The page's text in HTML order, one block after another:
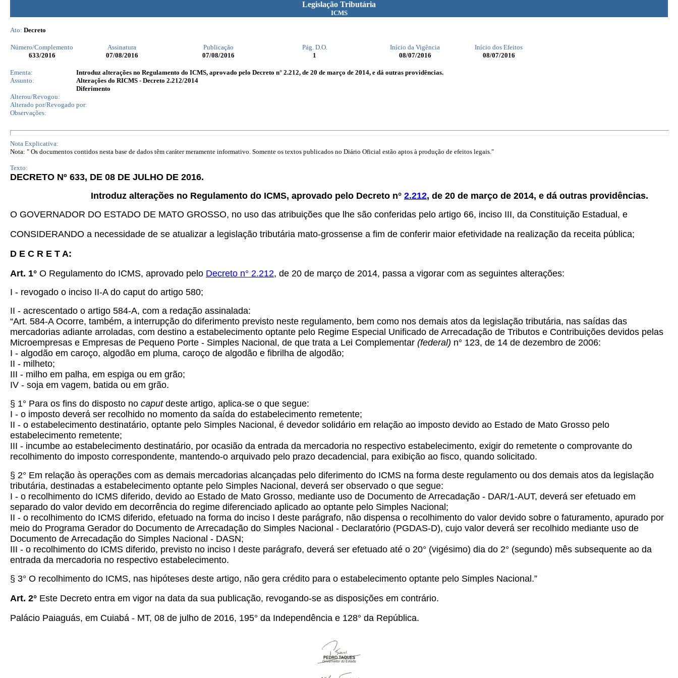
Legislação Tributária
ICMS
Ato: Decreto
Número/Complemento Assinatura Publicação Pág. D.O. Início da Vigência
Início dos Efeitos
633/2016 07/08/2016 07/08/2016 1 08/07/2016 08/07/2016
Ementa:
Introduz alterações no Regulamento do ICMS, aprovado pelo Decreto n° 2.212, de 20 de março de 2014, e dá outras providências.
Assunto:
Alterações do RICMS - Decreto 2.212/2014
Diferimento
Alterou/Revogou:
Alterado por/Revogado por:
Observações:
Nota Explicativa:
Nota: " Os documentos contidos nesta base de dados têm caráter meramente informativo. Somente os textos publicados no Diário Oficial estão aptos à produção de efeitos legais."
Texto:
DECRETO Nº 633, DE 08 DE JULHO DE 2016.
Introduz alterações no Regulamento do ICMS, aprovado pelo Decreto n° 2.212, de 20 de março de 2014, e dá outras providências.
O GOVERNADOR DO ESTADO DE MATO GROSSO, no uso das atribuições que lhe são conferidas pelo artigo 66, inciso III, da Constituição Estadual, e
CONSIDERANDO a necessidade de se atualizar a legislação tributária mato-grossense a fim de conferir maior efetividade na realização da receita pública;
D E C R E T A:
Art. 1° O Regulamento do ICMS, aprovado pelo Decreto n° 2.212, de 20 de março de 2014, passa a vigorar com as seguintes alterações:
I - revogado o inciso II-A do caput do artigo 580;
II - acrescentado o artigo 584-A, com a redação assinalada:
“Art. 584-A Ocorre, também, a interrupção do diferimento previsto neste regulamento, bem como nos demais atos da legislação tributária, nas saídas das
mercadorias adiante arroladas, com destino a estabelecimento optante pelo Regime Especial Unificado de Arrecadação de Tributos e Contribuições devidos pelas
Microempresas e Empresas de Pequeno Porte - Simples Nacional, de que trata a Lei Complementar (federal) n° 123, de 14 de dezembro de 2006:
I - algodão em caroço, algodão em pluma, caroço de algodão e fibrilha de algodão;
II - milheto;
III - milho em palha, em espiga ou em grão;
IV - soja em vagem, batida ou em grão.
§ 1° Para os fins do disposto no caput deste artigo, aplica-se o que segue:
I - o imposto deverá ser recolhido no momento da saída do estabelecimento remetente;
II - o estabelecimento destinatário, optante pelo Simples Nacional, é devedor solidário em relação ao imposto devido ao Estado de Mato Grosso pelo
estabelecimento remetente;
III - incumbe ao estabelecimento destinatário, por ocasião da entrada da mercadoria no respectivo estabelecimento, exigir do remetente o comprovante do
recolhimento do imposto correspondente, mantendo-o arquivado pelo prazo decadencial, para exibição ao fisco, quando solicitado.
§ 2° Em relação às operações com as demais mercadorias alcançadas pelo diferimento do ICMS na forma deste regulamento ou dos demais atos da legislação
tributária, destinadas a estabelecimento optante pelo Simples Nacional, deverá ser observado o que segue:
I - o recolhimento do ICMS diferido, devido ao Estado de Mato Grosso, mediante uso de Documento de Arrecadação - DAR/1-AUT, deverá ser efetuado em
separado do valor devido em decorrência do regime diferenciado aplicado ao optante pelo Simples Nacional;
II - o recolhimento do ICMS diferido, efetuado na forma do inciso I deste parágrafo, não dispensa o recolhimento do valor devido sobre o faturamento, apurado por
meio do Programa Gerador do Documento de Arrecadação do Simples Nacional - Declaratório (PGDAS-D), cujo valor deverá ser recolhido mediante uso de
Documento de Arrecadação do Simples Nacional - DASN;
III - o recolhimento do ICMS diferido, previsto no inciso I deste parágrafo, deverá ser efetuado até o 20° (vigésimo) dia do 2° (segundo) mês subsequente ao da
entrada da mercadoria no respectivo estabelecimento.
§ 3° O recolhimento do ICMS, nas hipóteses deste artigo, não gera crédito para o estabelecimento optante pelo Simples Nacional.”
Art. 2° Este Decreto entra em vigor na data da sua publicação, revogando-se as disposições em contrário.
Palácio Paiaguás, em Cuiabá - MT, 08 de julho de 2016, 195° da Independência e 128° da República.